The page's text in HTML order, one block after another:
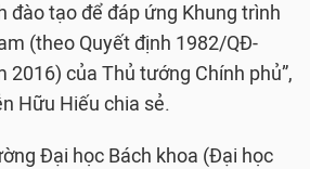
đào tạo để đáp ứng Khung trình
(theo Quyết định 1982/QĐ-
2016) của Thủ tướng Chính phủ”,
Hữu Hiếu chia sẻ.
Đại học Bách khoa (Đại học